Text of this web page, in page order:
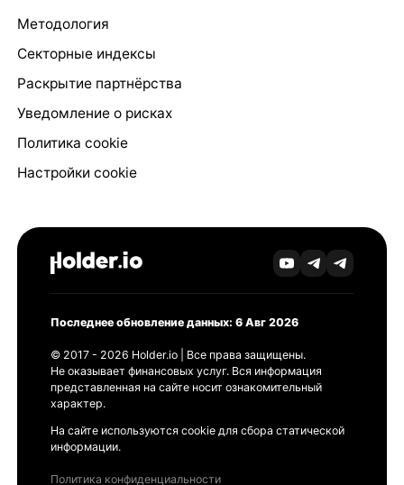
Методология
Секторные индексы
Раскрытие партнёрства
Уведомление о рисках
Политика cookie
Настройки cookie
Последнее обновление данных: 6 Авг 2026
© 2017 - 2026 Holder.io | Все права защищены.
Не оказывает финансовых услуг. Вся информация
представленная на сайте носит ознакомительный
характер.
На сайте используются cookie для сбора статической
информации.
Политика конфиденциальности